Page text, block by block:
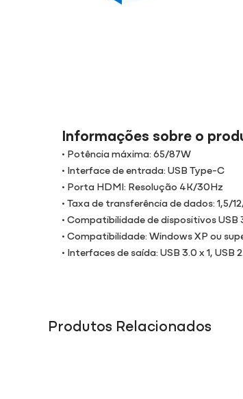
Informações sobre o
• Potência máxima: 65/87W
• Interface de entrada: USB Type-C
• Porta HDMI: Resolução 4K/30Hz
• Taxa de transferência de dados: 1,5/
• Compatibilidade de dispositivos USB
• Compatibilidade: Windows XP ou
• Interfaces de saída: USB 3.0 x 1,
Produtos Relacionados